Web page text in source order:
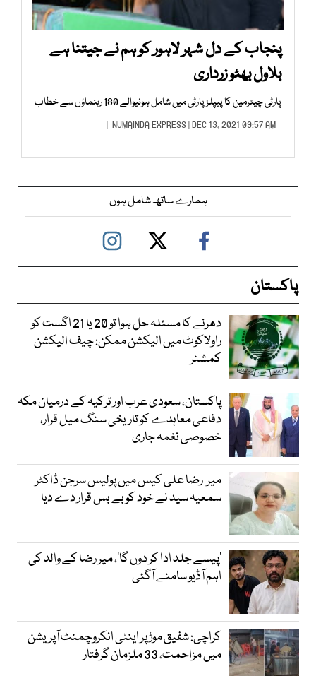
پنجاب کے دل شہر لاہور کو ہم نے جیتنا ہے
بلاول بھٹو زرداری
پارٹی چیئرمین کا پیپلز پارٹی میں شامل ہونیوالے 180 رہنماؤں سے خطاب
NUMAINDA EXPRESS| DEC 13, 2021 09:57 AM |
ہمارے ساتھ شامل ہوں
پاکستان
دھرنے کا مسئلہ حل ہوا تو 20 یا 21 اگست کو
راولاکوٹ میں الیکشن ممکن: چیف الیکشن
کمشنر
پاکستان، سعودی عرب اور ترکیہ کے درمیان مکہ
دفاعی معاہدے کو تاریخی سنگ میل قرار،
خصوصی نغمہ جاری
میر رضا علی کیس میں پولیس سرجن ڈاکٹر
سمعیہ سید نے خود کو بے بس قرار دے دیا
’پیسے جلد ادا کر دوں گا‘، میر رضا کے والد کی
اہم آڈیو سامنے آگئی
کراچی: شفیق موڑ پر اینٹی انکروچمنٹ آپریشن
میں مزاحمت، 33 ملزمان گرفتار